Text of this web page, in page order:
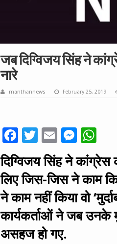
जब दिग्विजय सिंह ने
नारे
manthannews February 25, 2019
F
e
b
o
o
k
T
wi
tt
er
E
m
ai
l
M
es
se
n
g
er
h
at
sA
p
p
दिग्विजय सिंह ने
लिए जिस-जिस ने काम
ने काम नहीं किया वो
कार्यकर्ताओं ने जब उनके
असहज हो गए.